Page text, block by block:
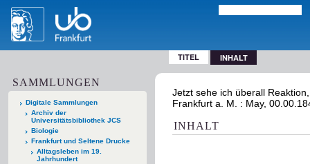
TITEL INHALT
SAMMLUNGEN
Digitale Sammlungen
Archiv der
Universitätsbibliothek JCS
Biologie
Frankfurt und Seltene Drucke
Alltagsleben im 19.
Jahrhundert
Jetzt sehe ich überall
Frankfurt a. M. : May,
INHALT